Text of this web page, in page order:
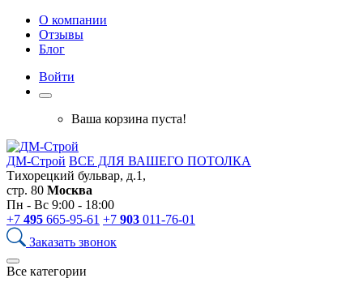
О компании
Отзывы
Блог
Войти
Ваша корзина пуста!
ДМ-Строй ВСЕ ДЛЯ ВАШЕГО ПОТОЛКА
Тихорецкий бульвар, д.1,
стр. 80 Москва
Пн - Вс 9:00 - 18:00
+7 495 665-95-61 +7 903 011-76-01
Заказать звонок
Все категории